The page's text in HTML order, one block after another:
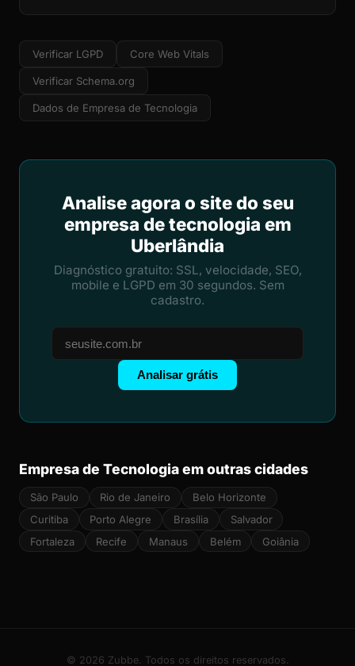
Verificar LGPD Core Web Vitals
Verificar Schema.org
Dados de Empresa de Tecnologia
Analise agora o site do seu
empresa de tecnologia em
Uberlândia
Diagnóstico gratuito: SSL, velocidade, SEO,
mobile e LGPD em 30 segundos. Sem
cadastro.
Analisar grátis
Empresa de Tecnologia em outras cidades
São Paulo Rio de Janeiro
Belo Horizonte
Curitiba
Porto Alegre Brasília
Salvador
Fortaleza
Recife Manaus Belém Goiânia
© 2026 Zubbe. Todos os direitos reservados.